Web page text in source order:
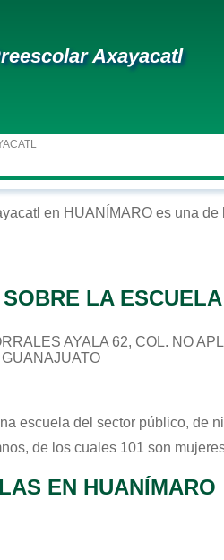
Axayacatl
en HUANÍMARO es una de
LA ESCUELA
AYALA 62, COL. NO
escuela del sector público, de
de los cuales 101 son
EN HUANÍMARO